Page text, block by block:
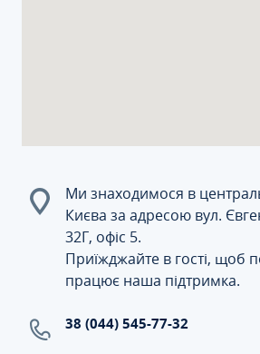
Ми знаходимося в
Києва за адресою вул.
32Г, офіс 5.
Приїжджайте в гості, щоб
працює наша підтримка.
38 (044) 545-77-32